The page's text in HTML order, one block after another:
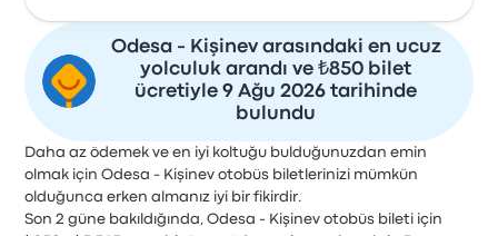
Odesa - Kişinev arasındaki en ucuz
yolculuk arandı ve ₺850 bilet
ücretiyle 9 Ağu 2026 tarihinde
bulundu
Daha az ödemek ve en iyi koltuğu bulduğunuzdan emin
olmak için Odesa - Kişinev otobüs biletlerinizi mümkün
olduğunca erken almanız iyi bir fikirdir.
Son 2 güne bakıldığında, Odesa - Kişinev otobüs bileti için